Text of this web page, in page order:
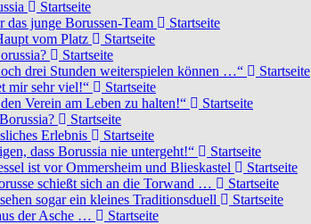
Startseite
junge Borussen-Team
Startseite
vom Platz
Startseite
Startseite
drei Stunden weiterspielen können …“
Startseite
mir sehr viel!“
Startseite
Verein am Leben zu halten!“
Startseite
Startseite
Erlebnis
Startseite
dass Borussia nie untergeht!“
Startseite
ist vor Ommersheim und Blieskastel
Startseite
schießt sich an die Torwand …
Startseite
sogar ein kleines Traditionsduell
Startseite
der Asche …
Startseite